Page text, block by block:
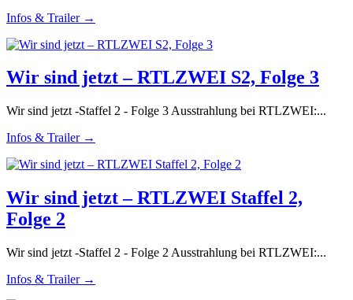
Infos & Trailer →
Wir sind jetzt – RTLZWEI S2, Folge 3
Wir sind jetzt -Staffel 2 - Folge 3 Ausstrahlung bei RTLZWEI:...
Infos & Trailer →
Wir sind jetzt – RTLZWEI Staffel 2,
Folge 2
Wir sind jetzt -Staffel 2 - Folge 2 Ausstrahlung bei RTLZWEI:...
Infos & Trailer →